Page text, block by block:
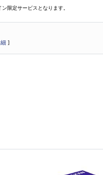
限定サービスとなります。
]